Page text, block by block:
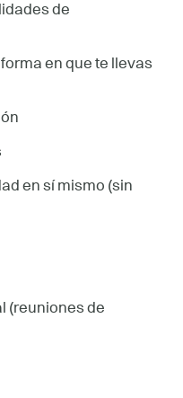
de
en que te llevas
en sí mismo (sin
(reuniones de